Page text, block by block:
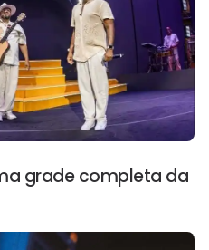
grade completa da